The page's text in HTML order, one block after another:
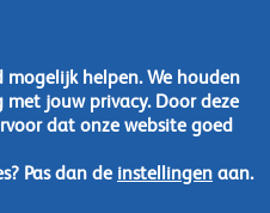
helpen. We houden
jouw privacy. Door deze
dat onze website goed
Pas dan de instellingen aan.